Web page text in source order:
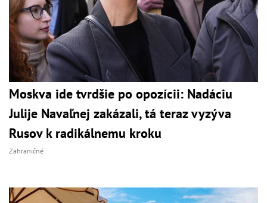
Moskva ide tvrdšie po opozícii: Nadáciu
Julije Navaľnej zakázali, tá teraz vyzýva
Rusov k radikálnemu kroku
Zahraničné